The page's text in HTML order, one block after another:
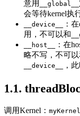
意用 __global__
会等待kernel执
__device__
：
用，不可以和
__host__
：在
略不写，不可以
__device__ ，
1.1.
调用Kernel：